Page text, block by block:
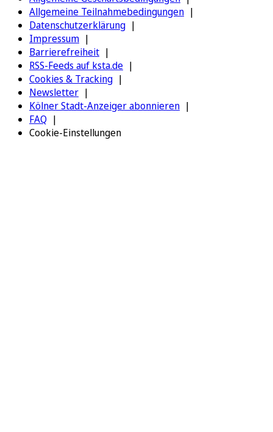
Allgemeine Teilnahmebedingungen
Datenschutzerklärung
Impressum
Barrierefreiheit
RSS-Feeds auf ksta.de
Cookies & Tracking
Newsletter
Kölner Stadt-Anzeiger abonnieren
FAQ
Cookie-Einstellungen